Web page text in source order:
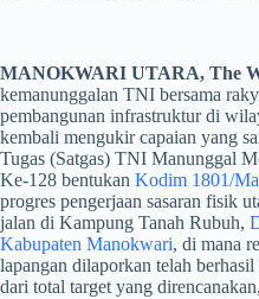
MANOKWARI UTARA, The
kemanunggalan TNI bersama
pembangunan infrastruktur di
kembali mengukir capaian yang
Tugas (Satgas) TNI Manunggal
Ke-128 bentukan Kodim 1801/
progres pengerjaan sasaran fisik
jalan di Kampung Tanah Rubuh,
Kabupaten Manokwari, di mana
lapangan dilaporkan telah
dari total target yang